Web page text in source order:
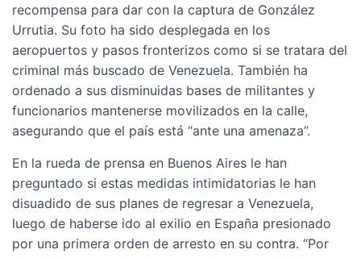
recompensa para dar con la captura de González
Urrutia. Su foto ha sido desplegada en los
aeropuertos y pasos fronterizos como si se tratara del
criminal más buscado de Venezuela. También ha
ordenado a sus disminuidas bases de militantes y
funcionarios mantenerse movilizados en la calle,
asegurando que el país está “ante una amenaza”.
En la rueda de prensa en Buenos Aires le han
preguntado si estas medidas intimidatorias le han
disuadido de sus planes de regresar a Venezuela,
luego de haberse ido al exilio en España presionado
por una primera orden de arresto en su contra. “Por